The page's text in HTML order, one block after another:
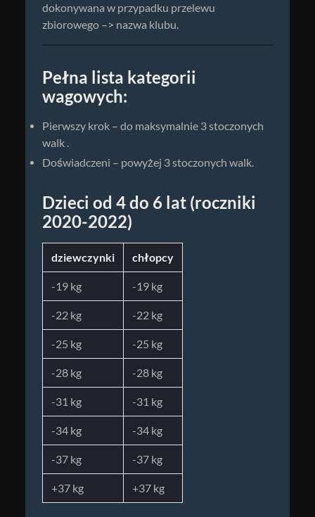
dokonywana w przypadku przelewu
zbiorowego –> nazwa klubu.
Pełna lista kategorii
wagowych:
Pierwszy krok – do maksymalnie 3 stoczonych
walk .
Doświadczeni – powyżej 3 stoczonych walk.
Dzieci od 4 do 6 lat (roczniki
2020-2022)
dziewczynki chłopcy
-19 kg -19 kg
-22 kg -22 kg
-25 kg -25 kg
-28 kg -28 kg
-31 kg -31 kg
-34 kg -34 kg
-37 kg -37 kg
+37 kg +37 kg